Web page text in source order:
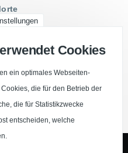
a new window)
in a new window)
(Opens in a new window)
(Opens in a new
Cookies
ein optimales Webseiten-
die für den Betrieb der
die für Statistikzwecke
entscheiden, welche